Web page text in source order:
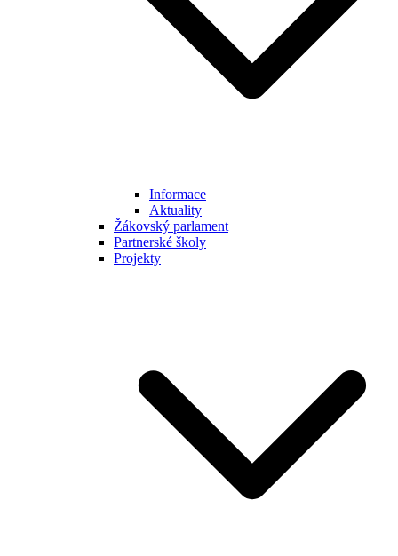
Informace
Aktuality
Žákovský parlament
Partnerské školy
Projekty